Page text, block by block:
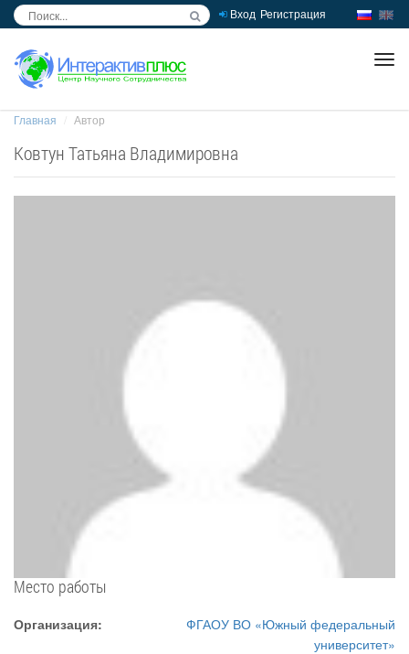
Вход Регистрация
Главная Автор
Ковтун Татьяна Владимировна
Место работы
Организация:
ФГАОУ ВО «Южный федеральный
университет»